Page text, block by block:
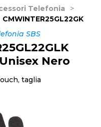
Telefonia
>
CMWINTER25GL22GK
SBS
Nero
taglia